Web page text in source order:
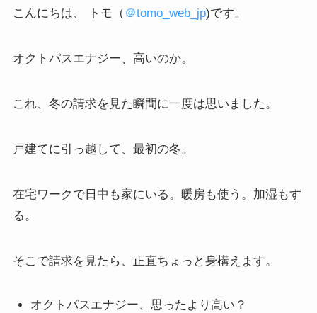
こんにちは、 トモ（ ＠tomo_web_jp)です。
オクトパスエナジー、高いのか。
これ、冬の請求を見た瞬間に一度は思いました。
戸建てに引っ越して、最初の冬。
在宅ワークで日中も家にいる。暖房も使う。加湿もす
る。
そこで請求を見たら、正直ちょっと身構えます。
オクトパスエナジー、思ったより高い？